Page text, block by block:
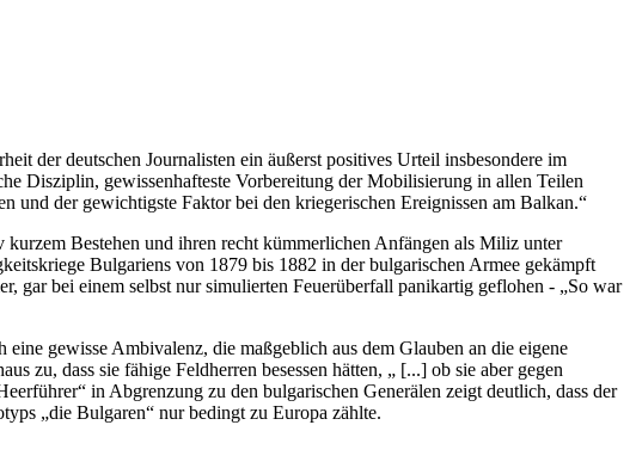
der deutschen Journalisten ein äußerst positives Urteil insbesondere im
Disziplin, gewissenhafteste Vorbereitung der Mobilisierung in allen Teilen
und der gewichtigste Faktor bei den kriegerischen Ereignissen am Balkan.“
Bestehen und ihren recht kümmerlichen Anfängen als Miliz unter
Bulgariens von 1879 bis 1882 in der bulgarischen Armee gekämpft
gar bei einem selbst nur simulierten Feuerüberfall panikartig geflohen - „So war
gewisse Ambivalenz, die maßgeblich aus dem Glauben an die eigene
zu, dass sie fähige Feldherren besessen hätten, „ [...] ob sie aber gegen
in Abgrenzung zu den bulgarischen Generälen zeigt deutlich, dass der
„die Bulgaren“ nur bedingt zu Europa zählte.